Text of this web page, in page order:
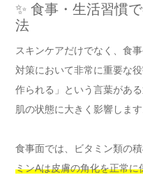
✨ 食事・生活習慣
法
スキンケアだけでなく、食
対策において非常に重要な
作られる」という言葉があ
肌の状態に大きく影響します
食事面では、ビタミン類の
ミンAは皮膚の角化を正常